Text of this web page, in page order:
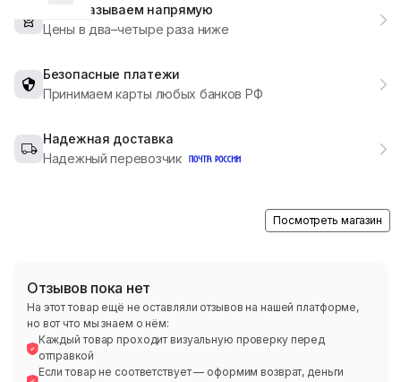
Мы заказываем напрямую
Цены в два–четыре раза ниже
Безопасные платежи
Принимаем карты любых банков РФ
Надежная доставка
Надежный перевозчик
Посмотреть магазин
Отзывов пока нет
На этот товар ещё не оставляли отзывов на нашей платформе,
но вот что мы знаем о нём:
Каждый товар проходит визуальную проверку перед
отправкой
Если товар не соответствует — оформим возврат, деньги